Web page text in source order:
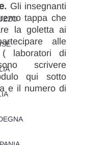
. Gli insegnanti
tappa che
la goletta ai
alle
laboratori di
scrivere
qui sotto
e il numero di